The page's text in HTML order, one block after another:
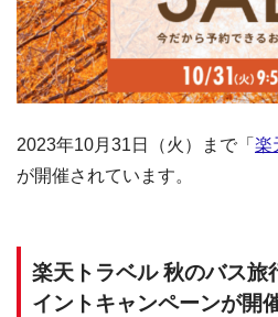
2023年10月31日（火）まで「 楽
が開催されています。
楽天トラベル 秋のバス旅
イントキャンペーンが開